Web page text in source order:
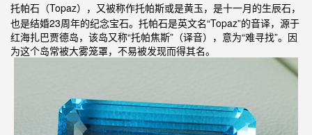
托帕石
（Topaz），又被称作托帕斯或是黄玉，是十一月的生辰石，
也是结婚23周年的纪念宝石。托帕石是英文名“Topaz”的音译，源于
红海扎巴贾德岛，该岛又称“托帕焦斯”（译音），意为“难寻找”。因
为这个岛常被大雾笼罩，不易被发现而得其名。